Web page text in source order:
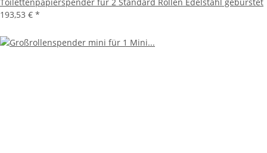
193,53 € *